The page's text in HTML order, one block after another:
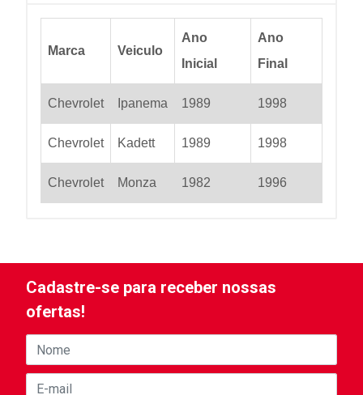
Marca Veiculo
Ano
Inicial
Ano
Final
Chevrolet Ipanema 1989 1998
Chevrolet Kadett 1989 1998
Chevrolet Monza 1982 1996
Cadastre-se para receber nossas
ofertas!